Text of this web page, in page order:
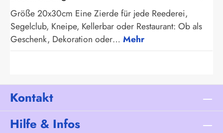
Größe 20x30cm Eine Zierde für jede Reederei,
Segelclub, Kneipe, Kellerbar oder Restaurant: Ob als
Geschenk, Dekoration oder… Mehr
Kontakt
Hilfe & Infos